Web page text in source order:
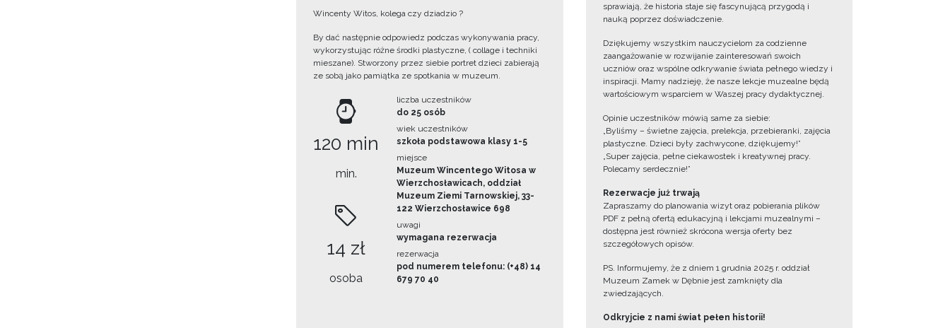
Wincenty Witos, kolega czy dziadzio ?
By dać następnie odpowiedz podczas wykonywania pracy,
wykorzystując różne środki plastyczne, ( collage i techniki
mieszane). Stworzony przez siebie portret dzieci zabierają
ze sobą jako pamiątka ze spotkania w muzeum.
120 min
min.
14 zł
osoba
liczba uczestników
do 25 osób
wiek uczestników
szkoła podstawowa klasy 1-5
miejsce
Muzeum Wincentego Witosa w
Wierzchosławicach, oddział
Muzeum Ziemi Tarnowskiej, 33-
122 Wierzchosławice 698
uwagi
wymagana rezerwacja
rezerwacja
pod numerem telefonu: (+48) 14
679 70 40
sprawiają, że historia staje się fascynującą przygodą i
nauką poprzez doświadczenie.
Dziękujemy wszystkim nauczycielom za codzienne
zaangażowanie w rozwijanie zainteresowań swoich
uczniów oraz wspólne odkrywanie świata pełnego wiedzy i
inspiracji. Mamy nadzieję, że nasze lekcje muzealne będą
wartościowym wsparciem w Waszej pracy dydaktycznej.
Opinie uczestników mówią same za siebie:
„Byliśmy – świetne zajęcia, prelekcja, przebieranki, zajęcia
plastyczne. Dzieci były zachwycone, dziękujemy!”
„Super zajęcia, pełne ciekawostek i kreatywnej pracy.
Polecamy serdecznie!”
Rezerwacje już trwają
Zapraszamy do planowania wizyt oraz pobierania plików
PDF z pełną ofertą edukacyjną i lekcjami muzealnymi –
dostępna jest również skrócona wersja oferty bez
szczegółowych opisów.
PS. Informujemy, że z dniem 1 grudnia 2025 r. oddział
Muzeum Zamek w Dębnie jest zamknięty dla
zwiedzających.
Odkryjcie z nami świat pełen historii!